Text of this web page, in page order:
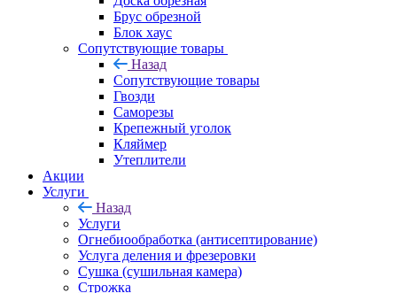
Брус обрезной
Блок хаус
Сопутствующие товары
Назад
Сопутствующие товары
Гвозди
Саморезы
Крепежный уголок
Кляймер
Утеплители
Акции
Услуги
Назад
Услуги
Огнебиообработка (антисептирование)
Услуга деления и фрезеровки
Сушка (сушильная камера)
Строжка